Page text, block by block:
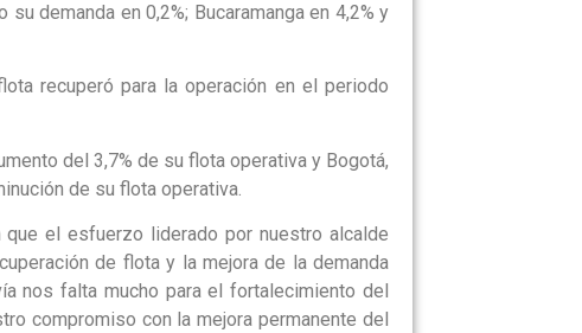
su demanda en 0,2%; Bucaramanga en 4,2% y
recuperó para la operación en el periodo
del 3,7% de su flota operativa y Bogotá,
de su flota operativa.
el esfuerzo liderado por nuestro alcalde
de flota y la mejora de la demanda
nos falta mucho para el fortalecimiento del
compromiso con la mejora permanente del